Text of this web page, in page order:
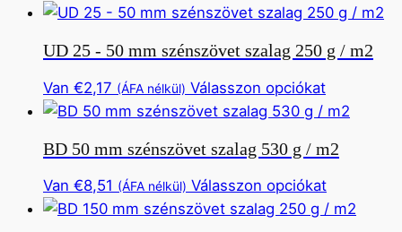
van.
az
a
több
van.
az
UD 25 - 50 mm szénszövet szalag 250 g / m2
Van €2,17 (ÁFA nélkül) Válasszon opciókatEnnek
a
több
változata
van.
BD 50 mm szénszövet szalag 530 g / m2
Van €8,51 (ÁFA nélkül) Válasszon opciókatEnnek
a